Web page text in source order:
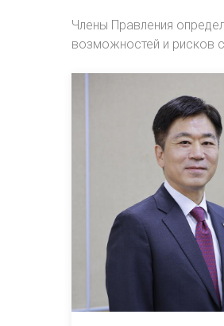
Члены Правления
возможностей и рисков